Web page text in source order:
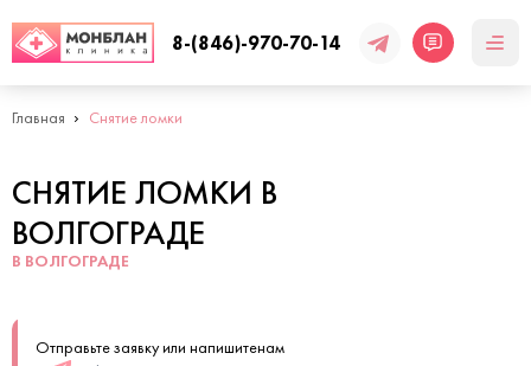
8-(846)-970-70-14
Главная Снятие ломки
СНЯТИЕ ЛОМКИ В
ВОЛГОГРАДЕ
В ВОЛГОГРАДЕ
Отправьте заявку или напишитенам